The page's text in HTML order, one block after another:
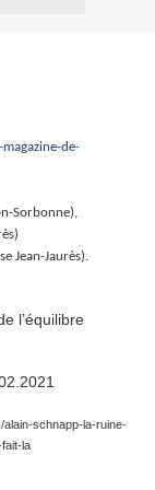
de-
Sorbonne),
Jean-Jaurès).
l’équilibre
schnapp-la-ruine-
la